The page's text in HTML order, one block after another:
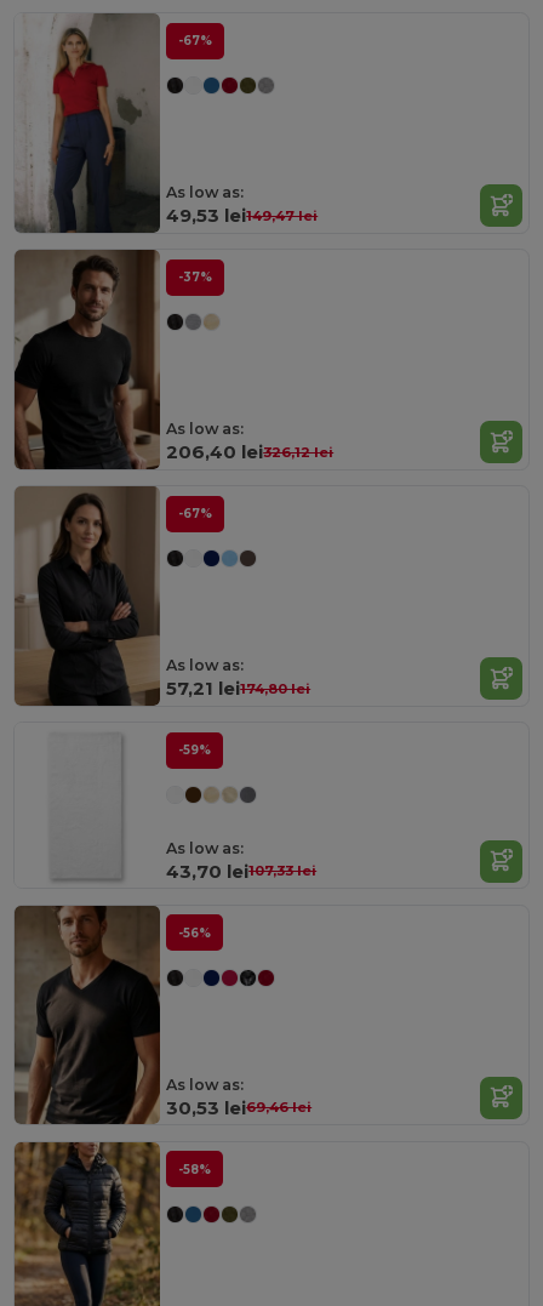
-67%
As low as:
49,53 lei149,47 lei
-37%
As low as:
206,40 lei326,12 lei
-67%
As low as:
57,21 lei174,80 lei
-59%
As low as:
43,70 lei107,33 lei
-56%
As low as:
30,53 lei69,46 lei
-58%